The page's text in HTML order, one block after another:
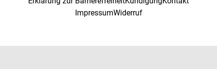
ImpressumWiderruf